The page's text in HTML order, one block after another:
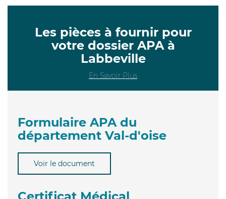
Les pièces à fournir pour
votre dossier APA à
Labbeville
En Savoir Plus
Formulaire APA du
département Val-d'oise
Voir le document